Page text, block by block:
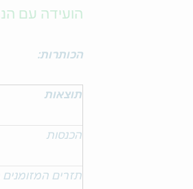
הועידה עם
הכותרות:
תוצאות
הכנסות
תזרים המזומנים